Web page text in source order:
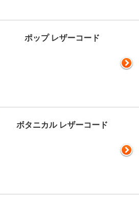
ポップ レザーコード
ボタニカル レザーコード